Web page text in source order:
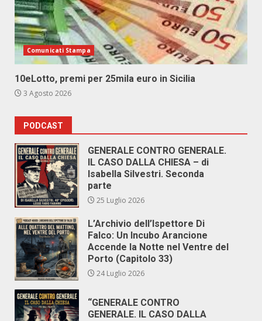
Comunicati Stampa
10eLotto, premi per 25mila euro in Sicilia
3 Agosto 2026
PODCAST
GENERALE CONTRO GENERALE.
IL CASO DALLA CHIESA – di
Isabella Silvestri. Seconda
parte
25 Luglio 2026
L’Archivio dell’Ispettore Di
Falco: Un Incubo Arancione
Accende la Notte nel Ventre del
Porto (Capitolo 33)
24 Luglio 2026
“GENERALE CONTRO
GENERALE. IL CASO DALLA